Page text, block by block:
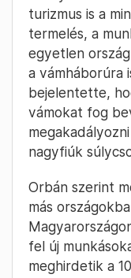
visszatérő
Cseke Balázs
Orbán
gyár
Harcolnunk kell
a helyüket.
turizmus is a
termelés, a
egyetlen
a vámháborúra